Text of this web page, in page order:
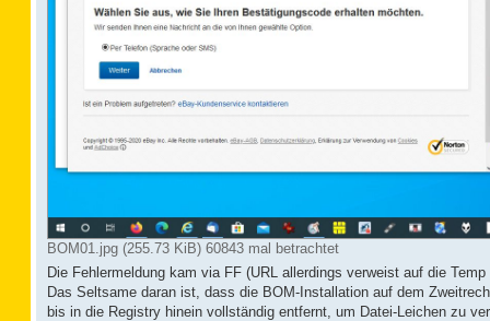
BOM01.jpg (255.73 KiB) 60843 mal betrachtet
Die Fehlermeldung kam via FF (URL allerdings verweist auf die
Das Seltsame daran ist, dass die BOM-Installation auf dem
bis in die Registry hinein vollständig entfernt, um Datei-Leichen zu